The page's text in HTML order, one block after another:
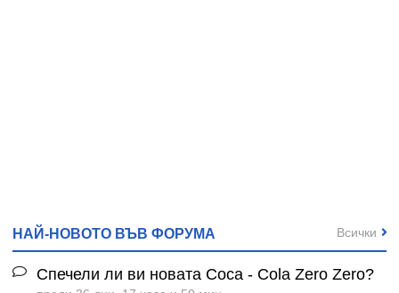
НАЙ-НОВОТО ВЪВ ФОРУМА
Спечели ли ви новата Coca - Cola Zero Zero?
Всички